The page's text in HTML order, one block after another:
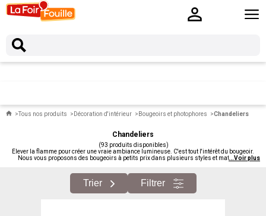
Tous nos produits Décoration d'intérieur Bougeoirs et photophores Chandeliers
Chandeliers
(93 produits disponibles)
Élever la flamme pour créer une vraie ambiance lumineuse. C'est tout l'intérêt du bougeoir.
Nous vous proposons des bougeoirs à petits prix dans plusieurs styles et matériaux :
...Voir plus
Trier Filtrer